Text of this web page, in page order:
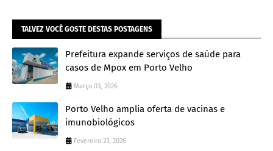
TALVEZ VOCÊ GOSTE DESTAS POSTAGENS
Prefeitura expande serviços de saúde para
casos de Mpox em Porto Velho
Março 03, 2026
Porto Velho amplia oferta de vacinas e
imunobiológicos
Fevereiro 23, 2026